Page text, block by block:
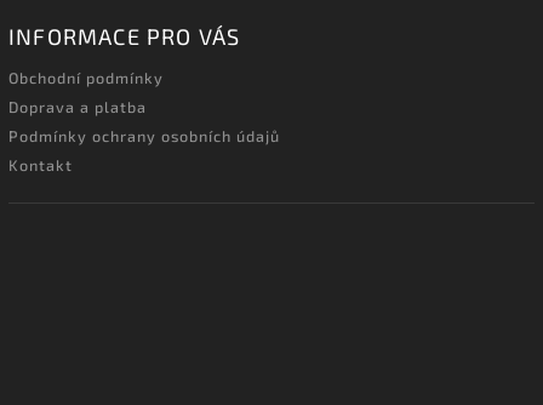
INFORMACE PRO VÁS
Obchodní podmínky
Doprava a platba
Podmínky ochrany osobních údajů
Kontakt